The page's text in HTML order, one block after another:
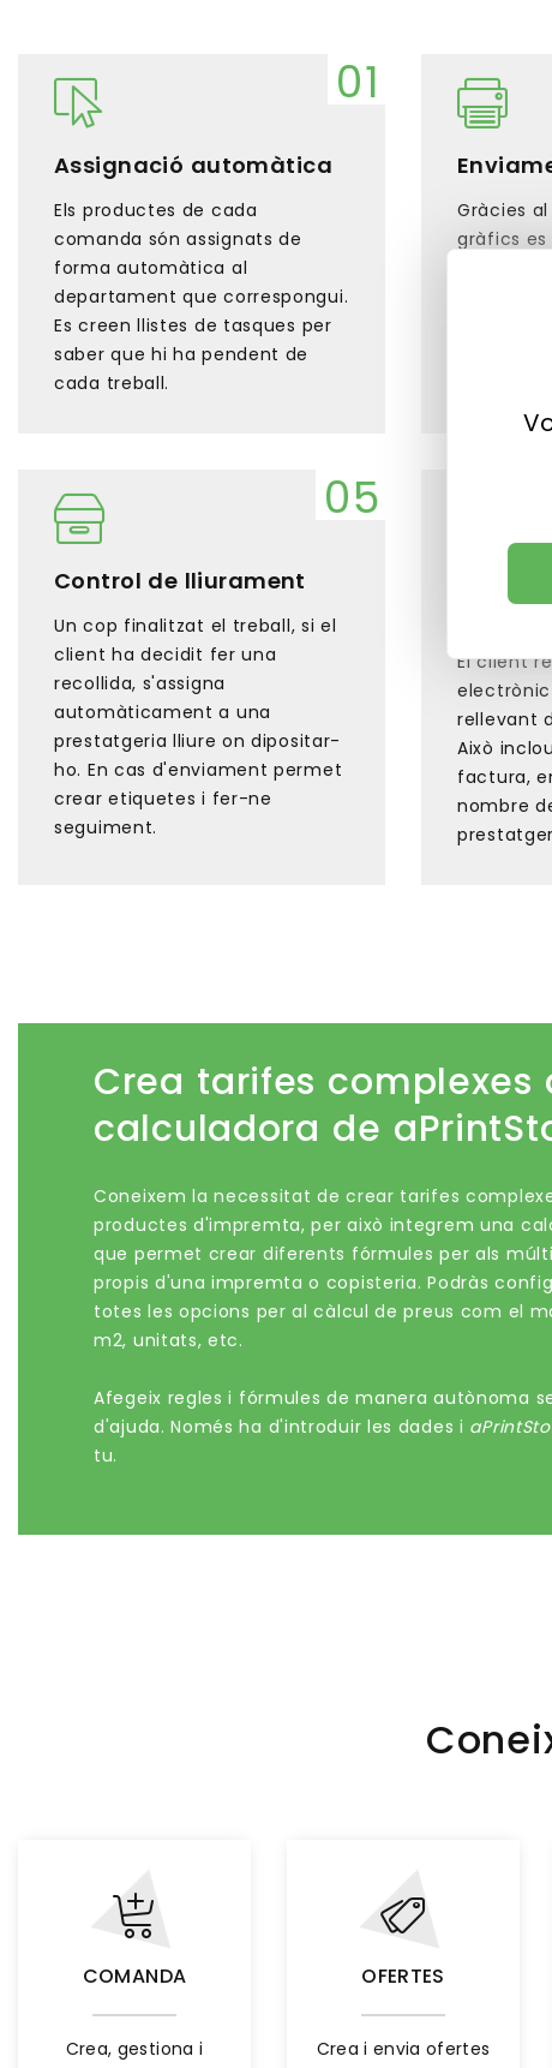
Assignació automàtica
Els productes de cada
comanda són assignats de
forma automàtica al
departament que correspongui.
Es creen llistes de tasques per
saber que hi ha pendent de
cada treball.
Gràcies
gràfics es
manera
Control de lliurament
Un cop finalitzat el treball, si el
client ha decidit fer una
recollida, s'assigna
automàticament a una
prestatgeria lliure on dipositar-
ho. En cas d'enviament permet
crear etiquetes i fer-ne
seguiment.
El client
rellevant
Això
factura,
nombre
Crea tarifes complexes
calculadora de
Coneixem la necessitat de crear tarifes
productes d'impremta, per això integrem una
que permet crear diferents fórmules per als
propis d'una impremta o copisteria. Podràs
totes les opcions per al càlcul de preus com el
m2, unitats, etc.
Afegeix regles i fórmules de manera autònoma
d'ajuda. Només ha d'introduir les dades i
tu.
COMANDA
Crea, gestiona i
OFERTES
Crea i envia ofertes